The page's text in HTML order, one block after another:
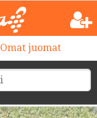
Omat juomat